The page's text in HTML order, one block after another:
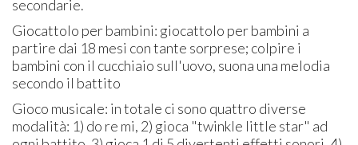
secondarie.
Giocattolo per bambini: giocattolo per bambini a
partire dai 18 mesi con tante sorprese; colpire i
bambini con il cucchiaio sull'uovo, suona una melodia
secondo il battito
Gioco musicale: in totale ci sono quattro diverse
modalità: 1) do re mi, 2) gioca "twinkle little star" ad